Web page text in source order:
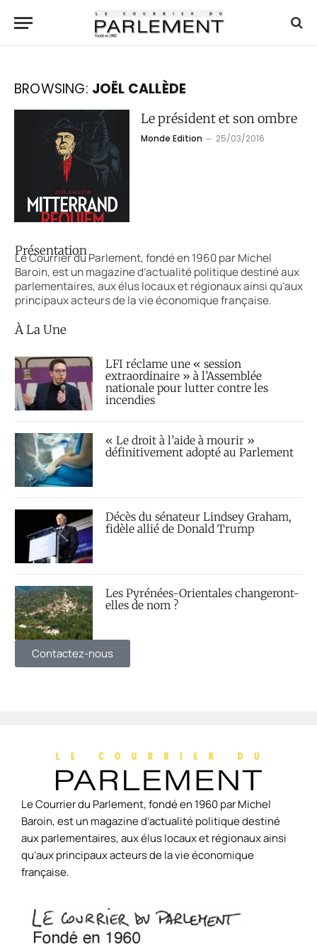
BROWSING: JOËL CALLÈDE
Le président et son ombre
Monde Edition 25/03/2016
Présentation
Le Courrier du Parlement, fondé en 1960 par Michel
Baroin, est un magazine d’actualité politique destiné aux
parlementaires, aux élus locaux et régionaux ainsi qu’aux
principaux acteurs de la vie économique française.
À La Une
LFI réclame une « session
extraordinaire » à l’Assemblée
nationale pour lutter contre les
incendies
« Le droit à l’aide à mourir »
définitivement adopté au Parlement
Décès du sénateur Lindsey Graham,
fidèle allié de Donald Trump
Les Pyrénées-Orientales changeront-
elles de nom ?
Contactez-nous
Le Courrier du Parlement, fondé en 1960 par Michel
Baroin, est un magazine d’actualité politique destiné
aux parlementaires, aux élus locaux et régionaux ainsi
qu’aux principaux acteurs de la vie économique
française.